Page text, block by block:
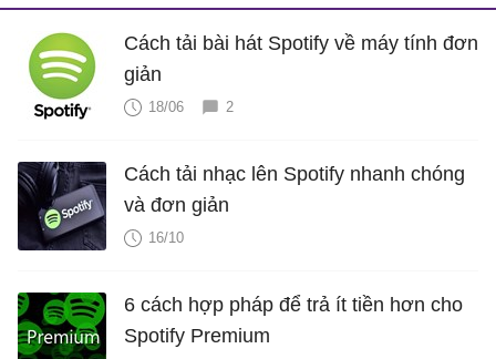
Cách tải bài hát Spotify về máy tính đơn
giản
18/06 2
Cách tải nhạc lên Spotify nhanh chóng
và đơn giản
16/10
6 cách hợp pháp để trả ít tiền hơn cho
Spotify Premium